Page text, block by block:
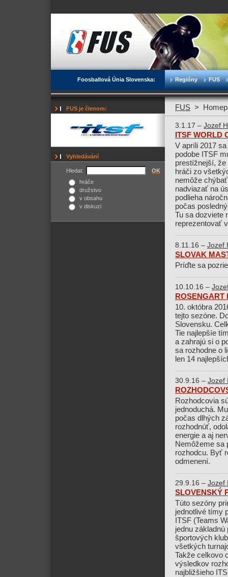
Foosballová Únia Slovenska: Regióny FUS
FUS je členom:
Vyhledávání
Hledat:
OK
hráče
družstvo
v obsahu
v diskuzi
FUS >
3.1.17 – Jozef
ITSF WORLD
V apríli 2017
podobe ITSF
prestížnejší, že
hráči zo
nemôže
nadviazať na
podlieha
počas
Tu sa dozviete
reprezentovať
8.11.16 – Jozef
SLOVAK
Príďte sa
10.10.16 –
ROSENGART
10. októbra
tejto sezóne.
Slovensku.
Tie najlepšíe
a zahrajú si o
sa rozhodne o
len 14
30.9.16 – Jozef
Rozhodcovia
jednoduchá.
počas dlhých
rozhodnúť,
energie a aj
Nemôžeme sa
rozhodcu. Byť
odmenení.
29.9.16 – Jozef
SLOVENSKÝ
Túto sezóny
jednotlivé tímy
ITSF (Teams
jednu
športových
všetkých
Takže celkovo
výsledkov
najbližšieho